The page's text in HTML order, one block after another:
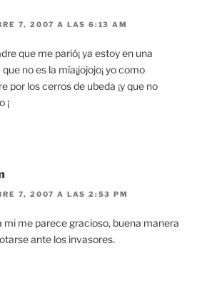
7, 2007 A LAS 6:13 AM
que me parió¡ ya estoy en una
no es la mía¡jojojo¡ yo como
por los cerros de ubeda ¡y que no
¡
7, 2007 A LAS 2:53 PM
mi me parece gracioso, buena manera
ante los invasores.